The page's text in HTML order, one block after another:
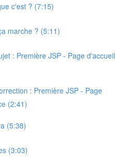
c'est ? (7:15)
marche ? (5:11)
: Première JSP - Page d'accueil
: Première JSP - Page
(2:41)
(5:38)
(3:03)